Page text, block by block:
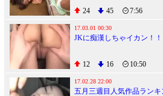
24
45 7:56
17.03.01 00:30
JKに痴漢しちゃイカン！！
12 16 10:50
17.02.28 22:00
五月三週目人気作品ランキ